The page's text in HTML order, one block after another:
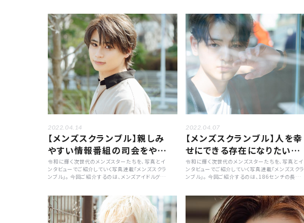
2022.04.14
【メンズスクランブル】親しみ
やすい情報番組の司会をやっ
てみたい!「伊藤昴輝」
令和に輝く次世代のメンズスターたちを、写真とイ
ンタビューでご紹介していく写真連載「メンズスクラ
ンブル」。 今回ご紹介するのは、メンズアイドルグル
藤さんの知られざるプライベートな部分を、質問を
通して紐解いていきます!
2022.04.07
【メンズスクランブル】人を幸
せにできる存在になりたい
「長谷川翔」
令和に輝く次世代のメンズスターたちを、写真とイ
ンタビューでご紹介していく写真連載「メンズスクラ
ンブル」。 今回ご紹介するのは、186センチの長身
る長谷川さんにプライベートのことや、スターにな
りたいという目標について聞いてみました。